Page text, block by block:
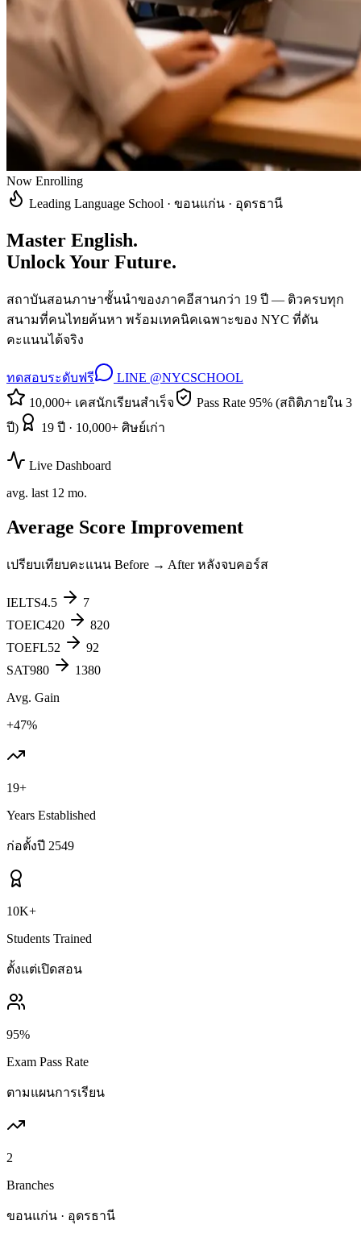
Now Enrolling
Leading Language School · ขอนแก่น · อุดรธานี
Master English.
Unlock Your Future.
สถาบันสอนภาษาชั้นนำของภาคอีสานกว่า 19 ปี — ติวครบทุก
สนามที่คนไทยค้นหา พร้อมเทคนิคเฉพาะของ NYC ที่ดัน
คะแนนได้จริง
ทดสอบระดับฟรี
LINE @NYCSCHOOL
10,000+ เคสนักเรียนสำเร็จ
Pass Rate 95% (สถิติภายใน 3
ปี)
19 ปี · 10,000+ ศิษย์เก่า
Live Dashboard
avg. last 12 mo.
Average Score Improvement
เปรียบเทียบคะแนน Before → After หลังจบคอร์ส
IELTS4.5
7
TOEIC420
820
TOEFL52
92
SAT980
1380
Avg. Gain
+47%
19+
Years Established
ก่อตั้งปี 2549
10K+
Students Trained
ตั้งแต่เปิดสอน
95%
Exam Pass Rate
ตามแผนการเรียน
2
Branches
ขอนแก่น · อุดรธานี